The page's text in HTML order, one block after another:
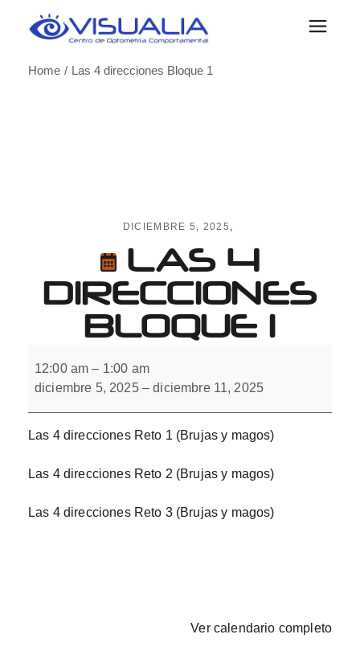
Home
Las 4 direcciones Bloque 1
DICIEMBRE 5, 2025
LAS 4
DIRECCIONES
BLOQUE 1
direcciones
Bloque
12:00 am – 1:00 am
diciembre 5, 2025 –diciembre 11, 2025
Las 4 direcciones Reto 1 (Brujas y magos)
Las 4 direcciones Reto 2 (Brujas y magos)
Las 4 direcciones Reto 3 (Brujas y magos)
Ver calendario completo